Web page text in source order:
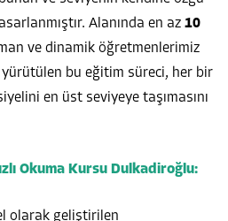
Alanında en az 10
ve dinamik öğretmenlerimiz
bu eğitim süreci, her bir
en üst seviyeye taşımasını
Okuma Kursu Dulkadiroğlu:
olarak geliştirilen